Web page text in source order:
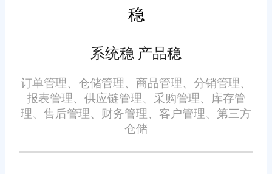
三、应用效果
在潮州，许多电商企业已经
成功引入了旺店通订单发货系
统，并实现了显著的运营效果提
升。例如，某知名电商企业通过
引入该系统，实现了订单处理的
稳
系统稳 产品稳
订单管理、仓储管理、商品管理、分销管理、
报表管理、供应链管理、采购管理、库存管
理、售后管理、财务管理、客户管理、第三方
仓储